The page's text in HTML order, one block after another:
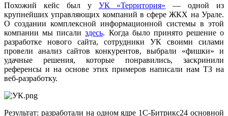
Похожий кейс был у УК «Территория» — одной из
крупнейших управляющих компаний в сфере ЖКХ на Урале.
О создании комплексной информационной системы в этой
компании мы писализдесь. Когда было принято решение о
разработке нового сайта, сотрудники УК своими силами
провели анализ сайтов конкурентов, выбрали «фишки» и
удачные решения, которые понравились, заскринили
референсы и на основе этих примеров написали нам ТЗ на
веб-разработку.
Результат: разработали на одном ядре 1С-Битрикс24 основной